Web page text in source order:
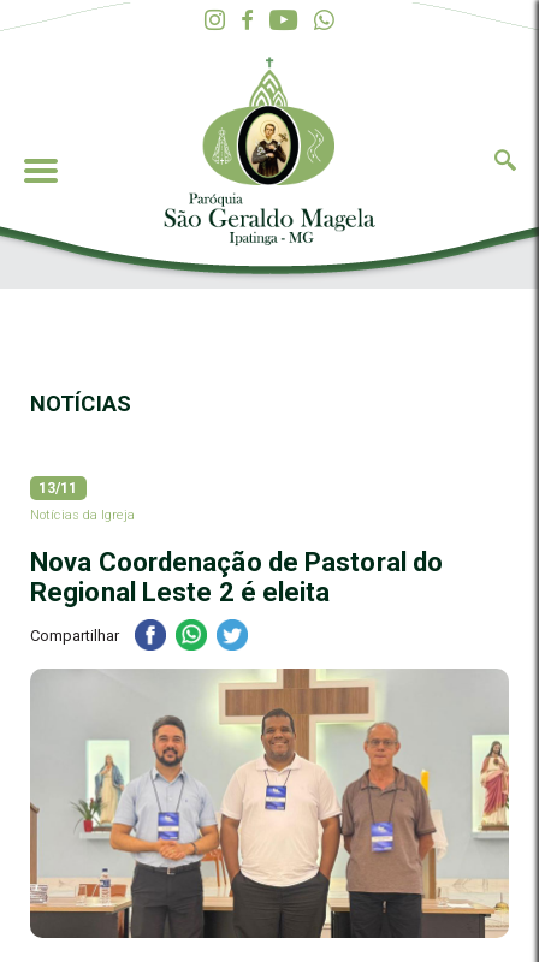
NOTÍCIAS
13/11
Notícias da Igreja
Nova Coordenação de Pastoral do
Regional Leste 2 é eleita
Compartilhar